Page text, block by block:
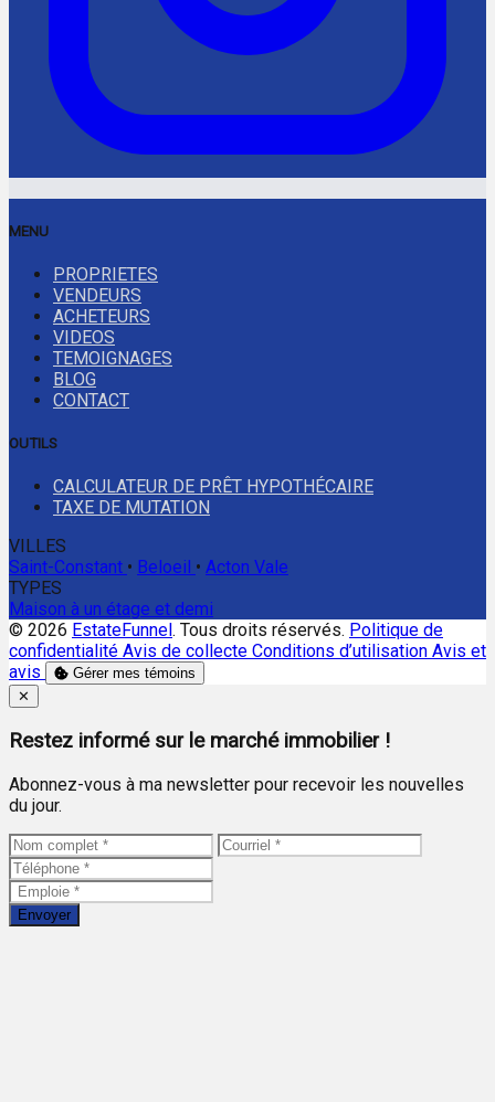
MENU
PROPRIETES
VENDEURS
ACHETEURS
VIDEOS
TEMOIGNAGES
BLOG
CONTACT
OUTILS
CALCULATEUR DE PRÊT HYPOTHÉCAIRE
TAXE DE MUTATION
VILLES
Saint-Constant • Beloeil • Acton Vale
TYPES
Maison à un étage et demi
© 2026 EstateFunnel . Tous droits réservés. Politique de
confidentialité Avis de collecte Conditions d’utilisation Avis et
avis
Gérer mes témoins
Close
✕
Restez informé sur le marché immobilier !
Abonnez-vous à ma newsletter pour recevoir les nouvelles
du jour.
Envoyer